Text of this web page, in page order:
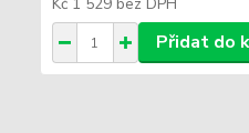
Přidat do